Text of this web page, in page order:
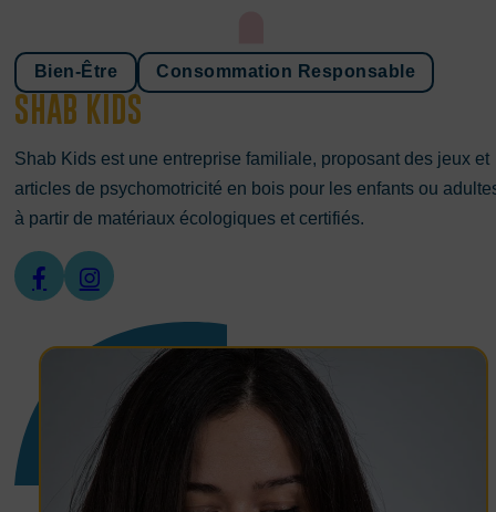
SHAB KIDS
Bien-Être Consommation Responsable
Shab Kids est une entreprise familiale, proposant des jeux et
articles de psychomotricité en bois pour les enfants ou
à partir de matériaux écologiques et certifiés.